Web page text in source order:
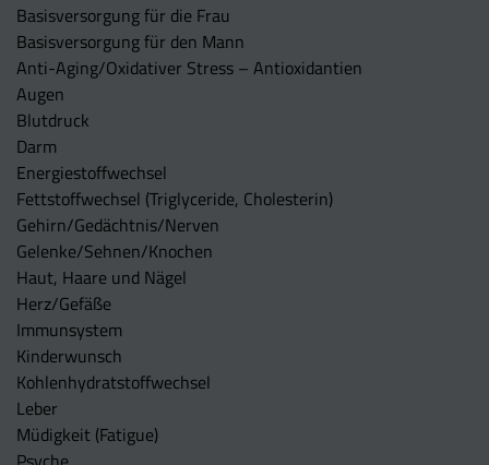
Basisversorgung für die Frau
Basisversorgung für den Mann
Anti-Aging/Oxidativer Stress – Antioxidantien
Augen
Blutdruck
Darm
Energiestoffwechsel
Fettstoffwechsel (Triglyceride, Cholesterin)
Gehirn/Gedächtnis/Nerven
Gelenke/Sehnen/Knochen
Haut, Haare und Nägel
Herz/Gefäße
Immunsystem
Kinderwunsch
Kohlenhydratstoffwechsel
Leber
Müdigkeit (Fatigue)